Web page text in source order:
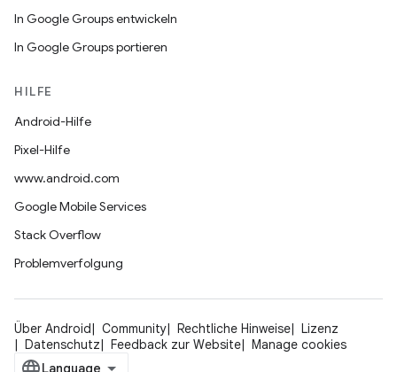
In Google Groups entwickeln
In Google Groups portieren
HILFE
Android-Hilfe
Pixel-Hilfe
www.android.com
Google Mobile Services
Stack Overflow
Problemverfolgung
Über Android Community Rechtliche Hinweise
Lizenz
Datenschutz
Feedback zur Website Manage cookies